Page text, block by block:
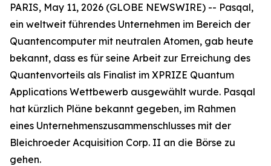
PARIS, May 11, 2026 (GLOBE NEWSWIRE) -- Pasqal,
ein weltweit führendes Unternehmen im Bereich der
Quantencomputer mit neutralen Atomen, gab heute
bekannt, dass es für seine Arbeit zur Erreichung des
Quantenvorteils als Finalist im XPRIZE Quantum
Applications Wettbewerb ausgewählt wurde. Pasqal
hat kürzlich Pläne bekannt gegeben, im Rahmen
eines Unternehmenszusammenschlusses mit der
Bleichroeder Acquisition Corp. II an die Börse zu
gehen.